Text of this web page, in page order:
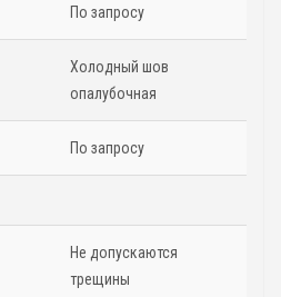
По запросу
Холодный шов
опалубочная
По запросу
Не допускаются
трещины